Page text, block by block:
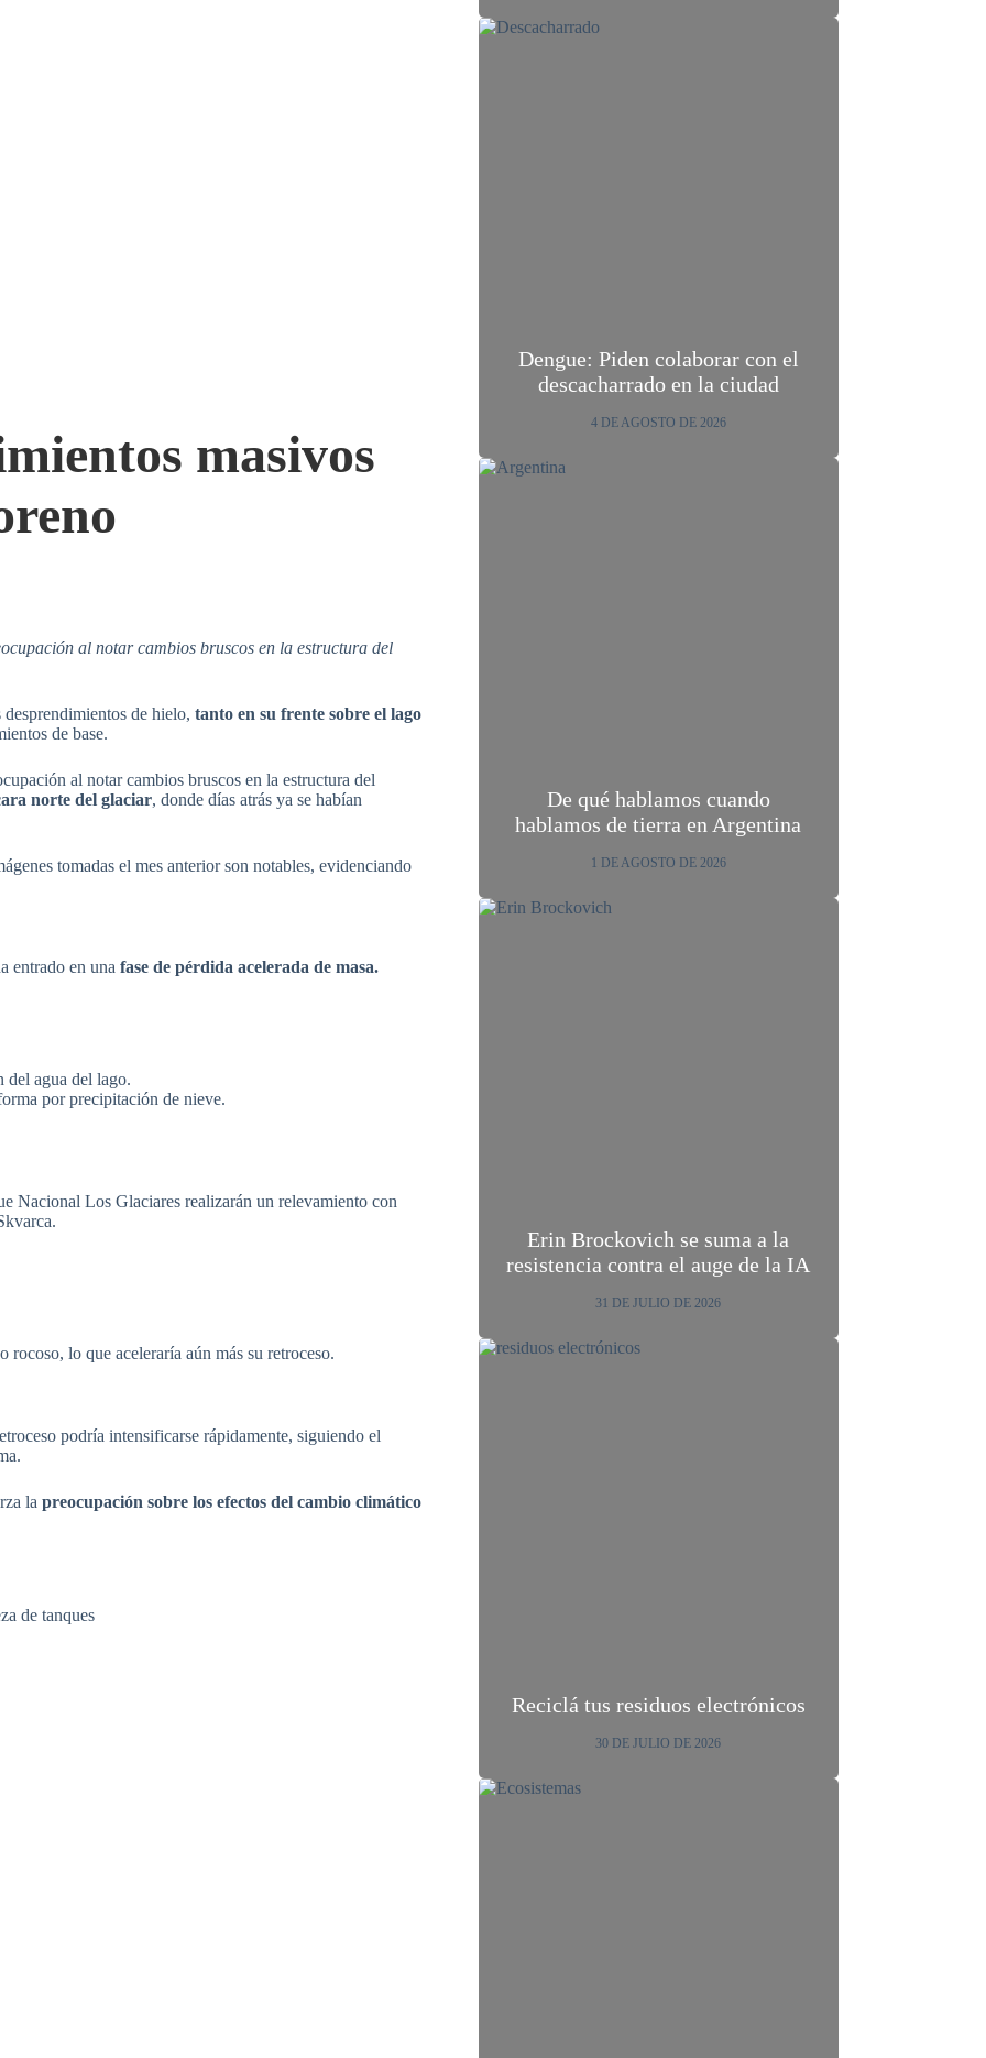
masivos
al notar cambios bruscos en la estructura del
de hielo, tanto en su frente sobre el lago
de base.
al notar cambios bruscos en la estructura del
norte del glaciar, donde días atrás ya se habían
tomadas el mes anterior son notables, evidenciando
entrado en una fase de pérdida acelerada de masa.
del agua del lago.
por precipitación de nieve.
Nacional Los Glaciares realizarán un relevamiento con
lo que aceleraría aún más su retroceso.
podría intensificarse rápidamente, siguiendo el
la preocupación sobre los efectos del cambio climático
Dengue: Piden colaborar con el
descacharrado en la ciudad
4 DE AGOSTO DE 2026
De qué hablamos cuando
hablamos de tierra en Argentina
1 DE AGOSTO DE 2026
Erin Brockovich se suma a la
resistencia contra el auge de la IA
31 DE JULIO DE 2026
Reciclá tus residuos electrónicos
30 DE JULIO DE 2026